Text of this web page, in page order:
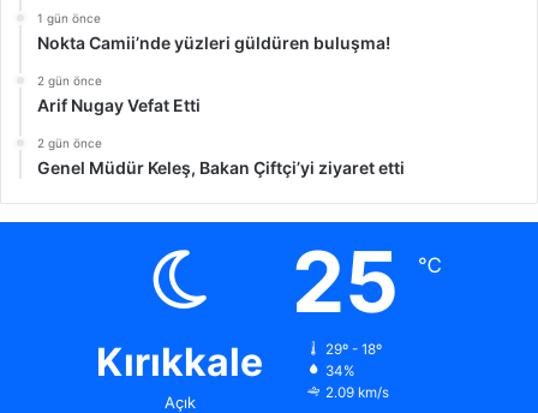
1 gün önce
Nokta Camii’nde yüzleri güldüren buluşma!
2 gün önce
Arif Nugay Vefat Etti
2 gün önce
Genel Müdür Keleş, Bakan Çiftçi’yi ziyaret etti
Kırıkkale
Açık
25 ℃
29º - 18º
34%
2.09 km/s